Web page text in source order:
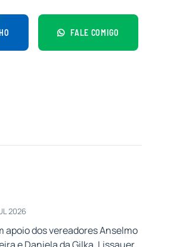
FALE COMIGO
2026
apoio dos vereadores Anselmo